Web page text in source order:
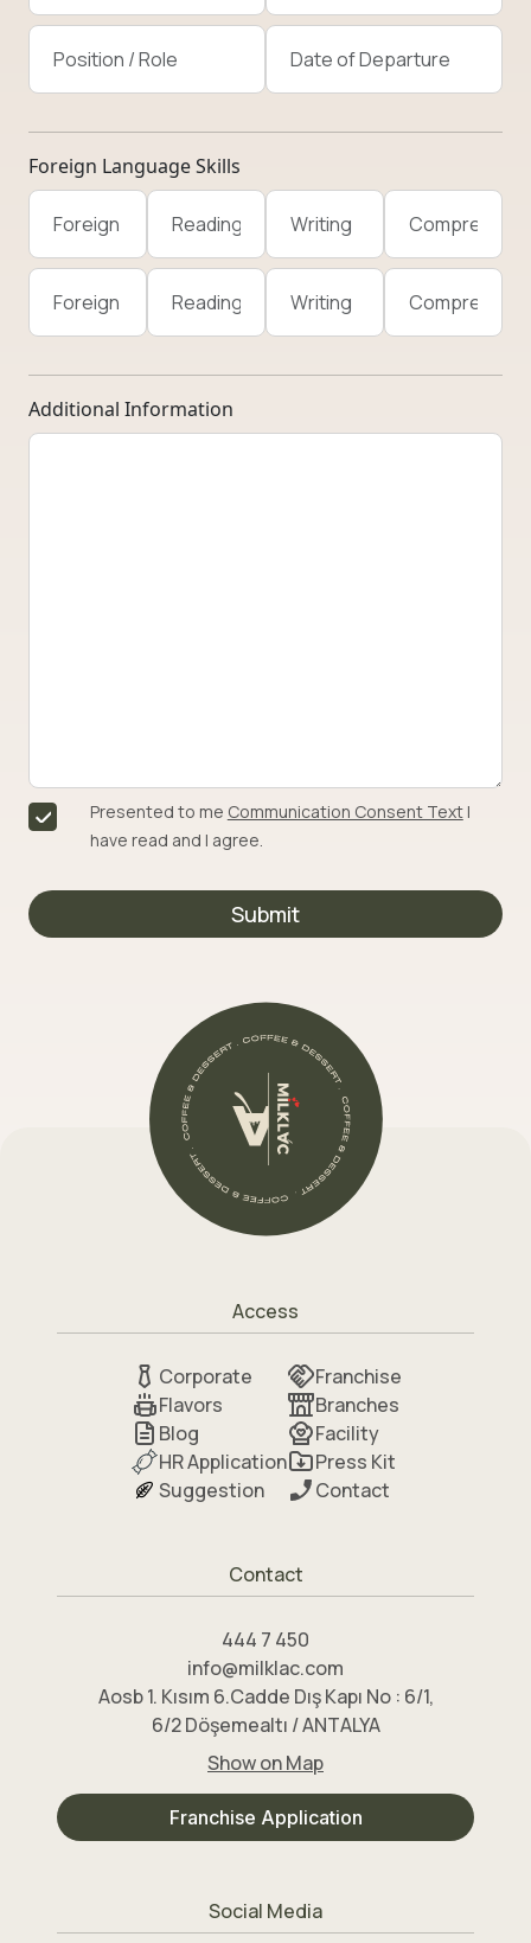
Foreign Language Skills
Additional Information
Presented to me Communication Consent TextI
have read and I agree.
Submit
Access
Corporate
Flavors
Blog
HR Application
Suggestion
Franchise
Branches
Facility
Press Kit
Contact
Contact
444 7 450
info@milklac.com
Aosb 1. Kısım 6.Cadde Dış Kapı No : 6/1,
6/2 Döşemealtı / ANTALYA
Show on Map
Franchise Application
Social Media